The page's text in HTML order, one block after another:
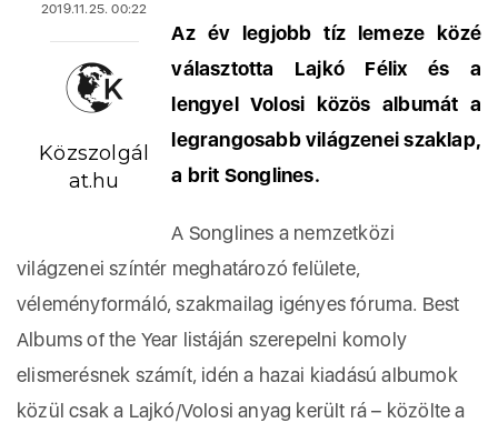
2019.11.25. 00:22
Közszolgál
at.hu
Az év legjobb tíz lemeze közé
választotta Lajkó Félix és a
lengyel Volosi közös albumát a
legrangosabb világzenei szaklap,
a brit Songlines.
A Songlines a nemzetközi
világzenei színtér meghatározó felülete,
véleményformáló, szakmailag igényes fóruma. Best
Albums of the Year listáján szerepelni komoly
elismerésnek számít, idén a hazai kiadású albumok
közül csak a Lajkó/Volosi anyag került rá – közölte a